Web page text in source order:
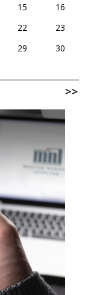
15
16
22
23
29
30